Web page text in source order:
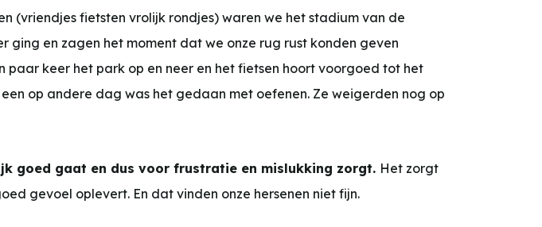
(vriendjes fietsten vrolijk rondjes) waren we het stadium van de
ging en zagen het moment dat we onze rug rust konden geven
keer het park op en neer en het fietsen hoort voorgoed tot het
op andere dag was het gedaan met oefenen. Ze weigerden nog op
goed gaat en dus voor frustratie en mislukking zorgt. Het zorgt
gevoel oplevert. En dat vinden onze hersenen niet fijn.